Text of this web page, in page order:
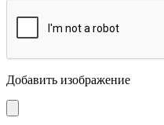
Добавить изображение